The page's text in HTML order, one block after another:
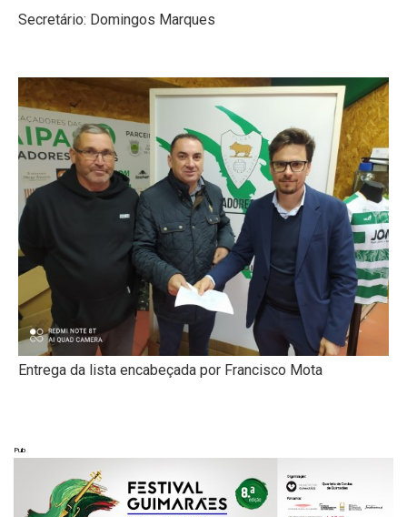
Secretário: Domingos Marques
Entrega da lista encabeçada por Francisco Mota
Pub